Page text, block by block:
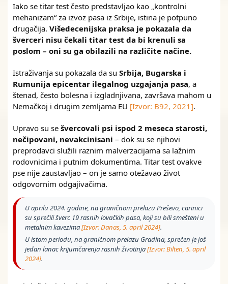
Iako se titar test često predstavljao kao „kontrolni
mehanizam“ za izvoz pasa iz Srbije, istina je potpuno
drugačija. Višedecenijska praksa je pokazala da
šverceri nisu čekali titar test da bi krenuli sa
poslom – oni su ga obilazili na različite načine.
Istraživanja su pokazala da su Srbija, Bugarska i
Rumunija epicentar ilegalnog uzgajanja pasa, a
štenad, često bolesna i izgladnjivana, završava mahom u
Nemačkoj i drugim zemljama EU [Izvor: B92, 2021].
Upravo su se švercovali psi ispod 2 meseca starosti,
nečipovani, nevakcinisani – dok su se njihovi
preprodavci služili raznim malverzacijama sa lažnim
rodovnicima i putnim dokumentima. Titar test ovakve
pse nije zaustavljao – on je samo otežavao život
odgovornim odgajivačima.
U aprilu 2024. godine, na graničnom prelazu Preševo, carinici
su sprečili šverc 19 rasnih lovačkih pasa, koji su bili smešteni u
metalnim kavezima[Izvor: Danas, 5. april 2024].
U istom periodu, na graničnom prelazu Gradina, sprečen je još
jedan lanac krijumčarenja rasnih životinja[Izvor: Bilten, 5. april
2024].